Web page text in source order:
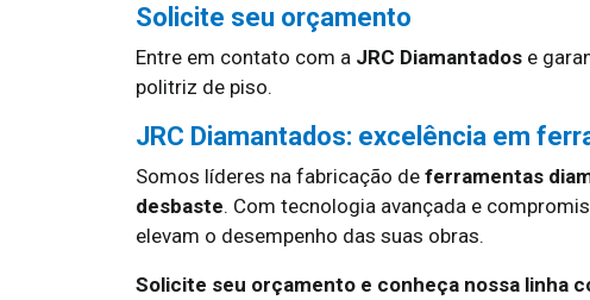
Solicite seu orçamento
Entre em contato com a JRC Diamantados e
politriz de piso.
JRC Diamantados: excelência em
Somos líderes na fabricação de ferramentas
desbaste. Com tecnologia avançada e
elevam o desempenho das suas obras.
Solicite seu orçamento e conheça nossa linha